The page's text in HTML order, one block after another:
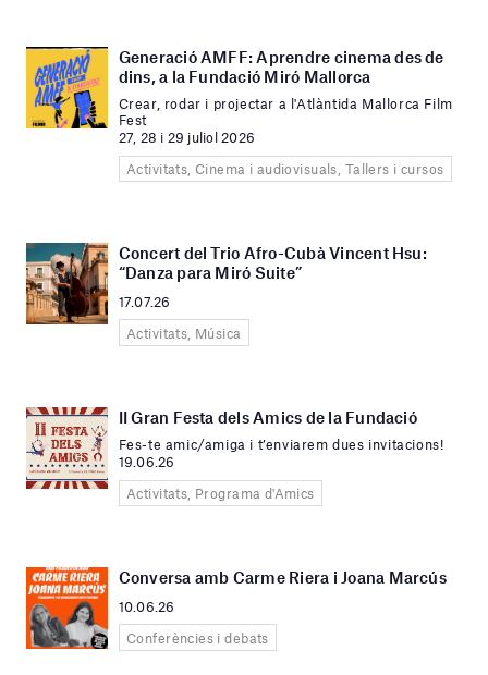
Generació AMFF: Aprendre cinema des de
dins, a la Fundació Miró Mallorca
Crear, rodar i projectar a l'Atlàntida Mallorca Film
Fest
27, 28 i 29 juliol 2026
Activitats, Cinema i audiovisuals, Tallers i cursos
Concert del Trio Afro-Cubà Vincent Hsu:
“Danza para Miró Suite”
17.07.26
Activitats, Música
II Gran Festa dels Amics de la Fundació
Fes-te amic/amiga i t’enviarem dues invitacions!
19.06.26
Activitats, Programa d'Amics
Conversa amb Carme Riera i Joana Marcús
10.06.26
Conferències i debats